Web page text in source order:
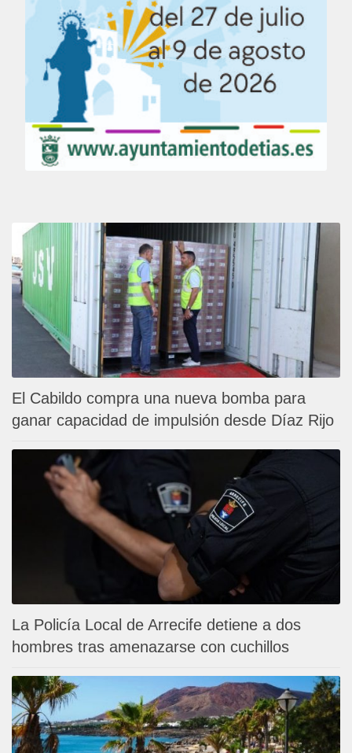
El Cabildo compra una nueva bomba para
ganar capacidad de impulsión desde Díaz Rijo
La Policía Local de Arrecife detiene a dos
hombres tras amenazarse con cuchillos